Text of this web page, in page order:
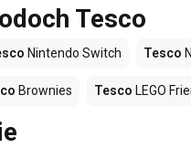
Tesco
Nintendo Switch Tesco
Brownies Tesco LEGO